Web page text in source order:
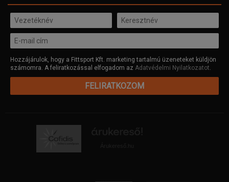
Hozzájárulok, hogy a Fittsport Kft. marketing tartalmú üzeneteket küldjön
számomra. A feliratkozással elfogadom az Adatvédelmi Nyilatkozatot.
FELIRATKOZOM